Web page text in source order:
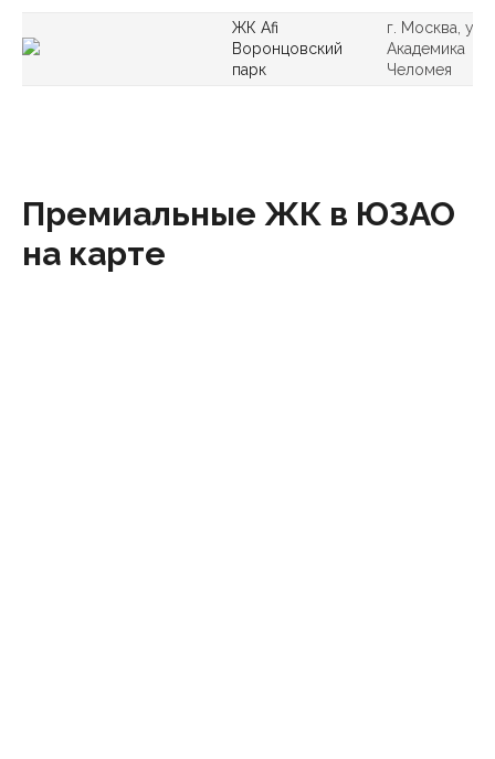
ЖК Afi
Воронцовский
парк
г. Москва, ул.
Академика
Челомея
Премиальные ЖК в ЮЗАО
на карте